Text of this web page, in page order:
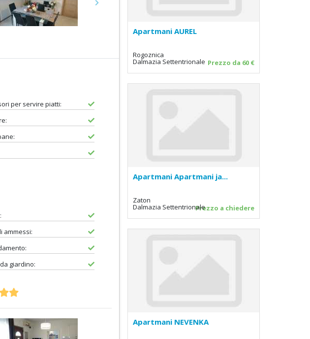
Next
per servire piatti:
ammessi:
giardino:
Apartmani AUREL
Rogoznica
Dalmazia Settentrionale Prezzo da 60 €
Apartmani Apartmani ja...
Zaton
Dalmazia SettentrionalePrezzo a chiedere
Apartmani NEVENKA